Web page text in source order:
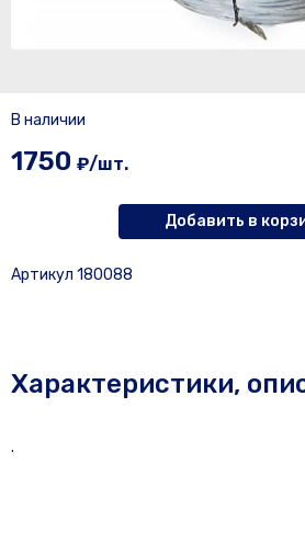
В наличии
1750 ₽/шт.
Добавить в
Артикул 180088
Характеристики,
.